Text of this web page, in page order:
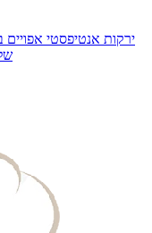
ירקות אנטיפסטי אפויים